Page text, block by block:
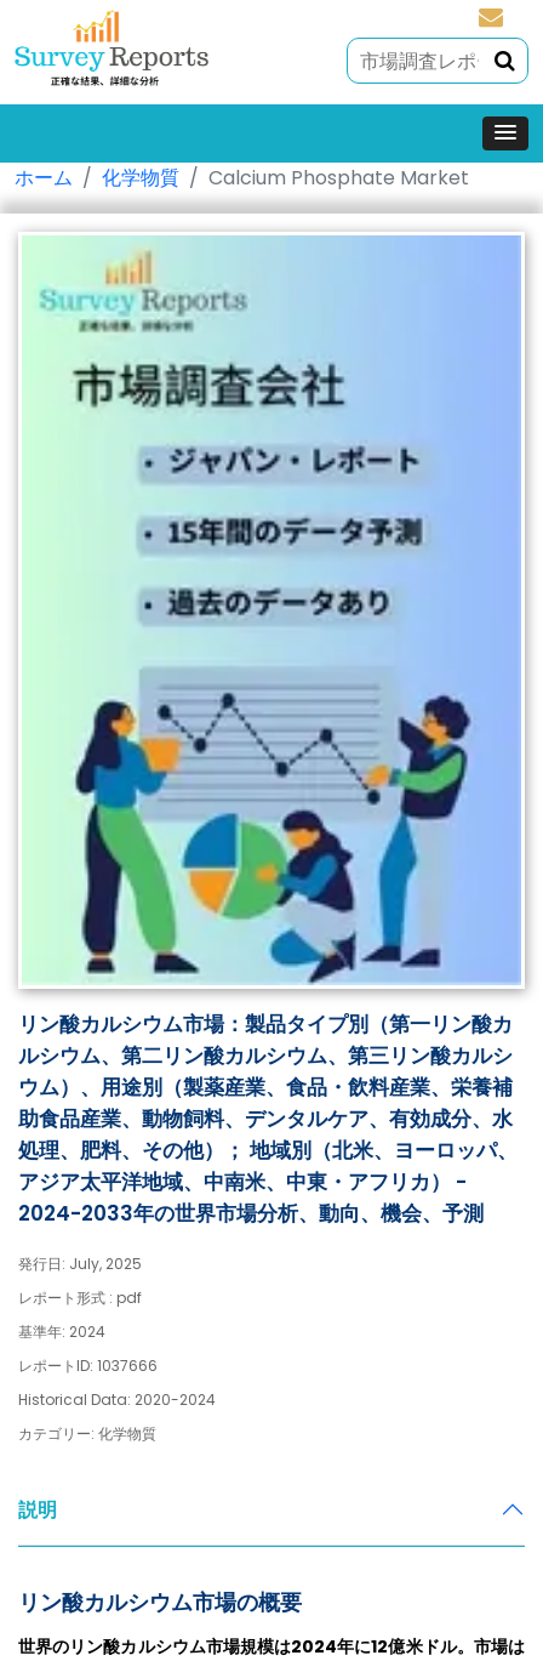
ホーム 化学物質 Calcium Phosphate Market
リン酸カルシウム市場：製品タイプ別（第一リン酸カ
ルシウム、第二リン酸カルシウム、第三リン酸カルシ
ウム）、用途別（製薬産業、食品・飲料産業、栄養補
助食品産業、動物飼料、デンタルケア、有効成分、水
処理、肥料、その他）； 地域別（北米、ヨーロッパ、
アジア太平洋地域、中南米、中東・アフリカ） -
2024-2033年の世界市場分析、動向、機会、予測
発行日: July, 2025
レポート形式 : pdf
基準年: 2024
レポートID: 1037666
Historical Data: 2020-2024
カテゴリー: 化学物質
説明
リン酸カルシウム市場の概要
世界のリン酸カルシウム市場規模は2024年に12億米ドル。市場は